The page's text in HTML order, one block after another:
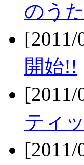
のう
開始!!
ティ